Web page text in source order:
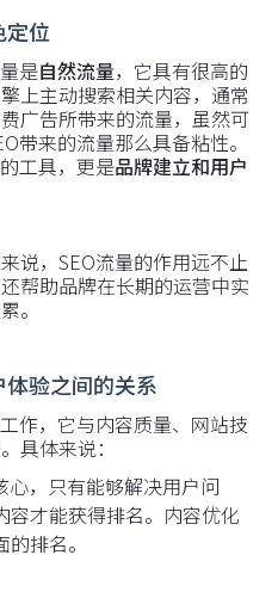
定位
是自然流量，它具有很高的
上主动搜索相关内容，通常
广告所带来的流量，虽然可
带来的流量那么具备粘性。
工具，更是品牌建立和用户
说，SEO流量的作用远不止
帮助品牌在长期的运营中实
。
验之间的关系
作，它与内容质量、网站技
具体来说：
心，只有能够解决用户问
容才能获得排名。内容优化
排名。